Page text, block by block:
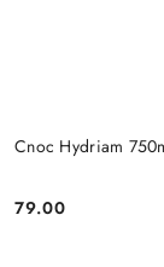
Cnoc Hydriam
Cena:
79.00